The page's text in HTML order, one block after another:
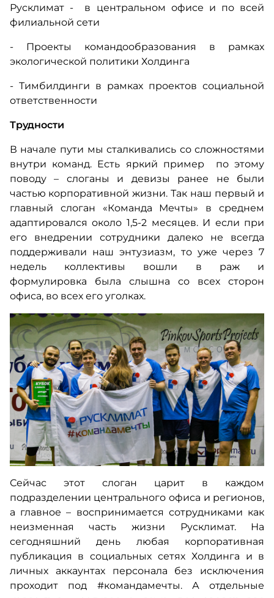
Русклимат - в центральном офисе и по всей
филиальной сети
- Проекты командообразования в рамках
экологической политики Холдинга
- Тимбилдинги в рамках проектов социальной
ответственности
Трудности
В начале пути мы сталкивались со сложностями
внутри команд. Есть яркий пример по этому
поводу – слоганы и девизы ранее не были
частью корпоративной жизни. Так наш первый и
главный слоган «Команда Мечты» в среднем
адаптировался около 1,5-2 месяцев. И если при
его внедрении сотрудники далеко не всегда
поддерживали наш энтузиазм, то уже через 7
недель коллективы вошли в раж и
формулировка была слышна со всех сторон
офиса, во всех его уголках.
Сейчас этот слоган царит в каждом
подразделении центрального офиса и регионов,
а главное – воспринимается сотрудниками как
неизменная часть жизни Русклимат. На
сегодняшний день любая корпоративная
публикация в социальных сетях Холдинга и в
личных аккаунтах персонала без исключения
проходит под #командамечты. А отдельные